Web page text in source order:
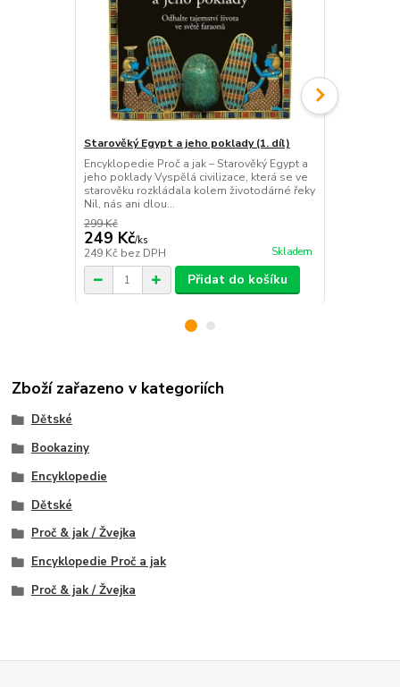
Starověký Egypt a jeho poklady (1. díl)
Encyklopedie Proč a jak – Starověký Egypt a
jeho poklady Vyspělá civilizace, která se ve
starověku rozkládala kolem životodárné řeky
Nil, nás ani dlou...
299 Kč
249 Kč/ks
249 Kč bez DPH Skladem
Přidat do košíku
Zboží zařazeno v kategoriích
Dětské
Bookaziny
Encyklopedie
Dětské
Proč & jak / Žvejka
Encyklopedie Proč a jak
Proč & jak / Žvejka